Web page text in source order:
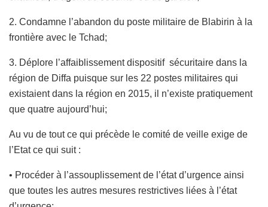
2. Condamne l’abandon du poste militaire de Blabirin à la
frontière avec le Tchad;
3. Déplore l’affaiblissement dispositif sécuritaire dans la
région de Diffa puisque sur les 22 postes militaires qui
existaient dans la région en 2015, il n’existe pratiquement
que quatre aujourd’hui;
Au vu de tout ce qui précède le comité de veille exige de
l’Etat ce qui suit :
• Procéder à l’assouplissement de l’état d’urgence ainsi
que toutes les autres mesures restrictives liées à l’état